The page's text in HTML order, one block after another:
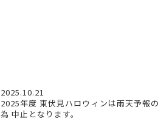
2025.10.21
2025年度 東伏見ハロウィンは雨天予報の
為 中止となります。